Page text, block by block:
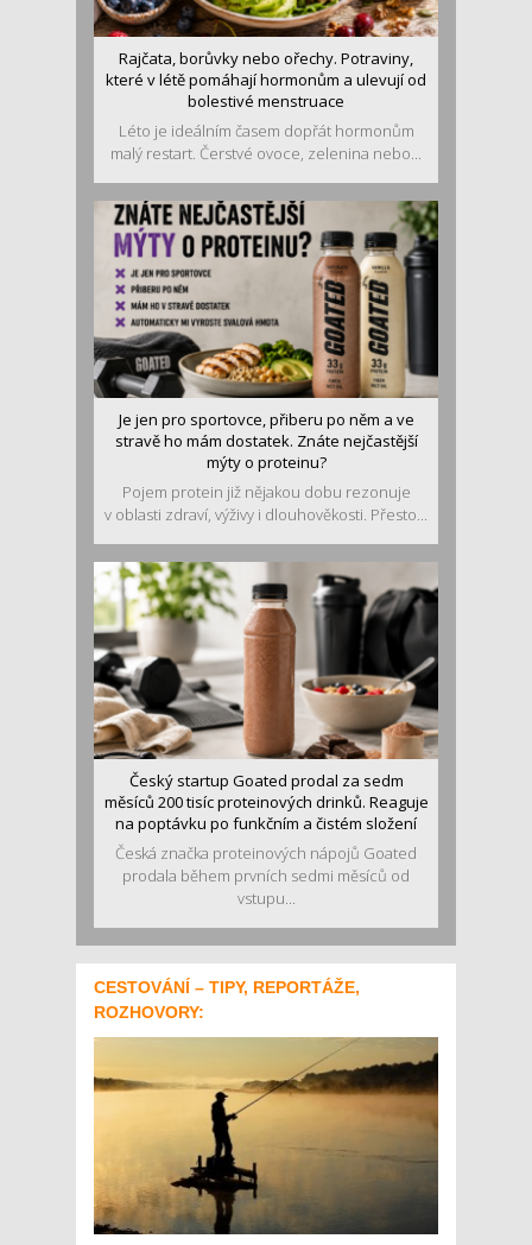
Rajčata, borůvky nebo ořechy. Potraviny,
které v létě pomáhají hormonům a ulevují od
bolestivé menstruace
Léto je ideálním časem dopřát hormonům
malý restart. Čerstvé ovoce, zelenina nebo...
Je jen pro sportovce, přiberu po něm a ve
stravě ho mám dostatek. Znáte nejčastější
mýty o proteinu?
Pojem protein již nějakou dobu rezonuje
v oblasti zdraví, výživy i dlouhověkosti. Přesto...
Český startup Goated prodal za sedm
měsíců 200 tisíc proteinových drinků. Reaguje
na poptávku po funkčním a čistém složení
Česká značka proteinových nápojů Goated
prodala během prvních sedmi měsíců od
vstupu...
CESTOVÁNÍ – TIPY, REPORTÁŽE,
ROZHOVORY: